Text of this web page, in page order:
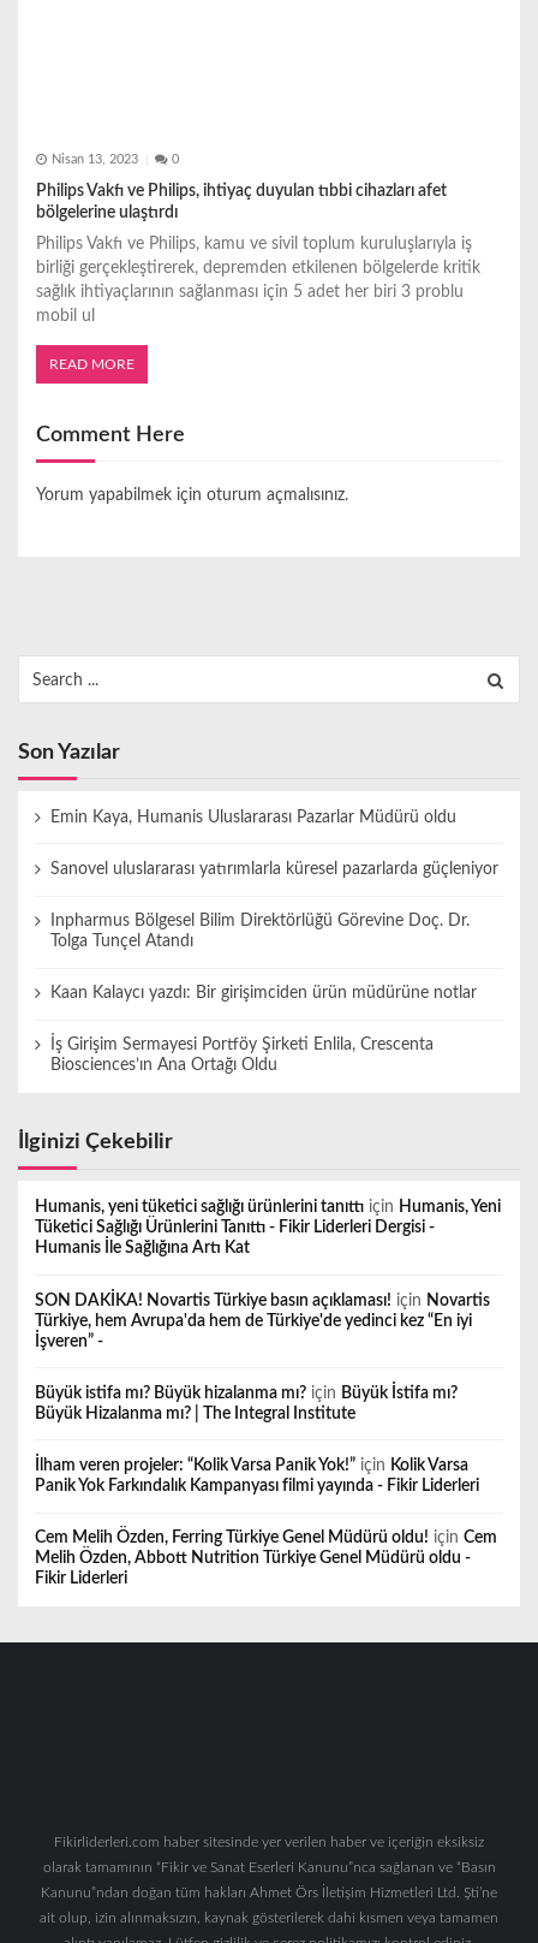
Nisan 13, 2023 0
Philips Vakfı ve Philips, ihtiyaç duyulan tıbbi cihazları afet
bölgelerine ulaştırdı
Philips Vakfı ve Philips, kamu ve sivil toplum kuruluşlarıyla iş
birliği gerçekleştirerek, depremden etkilenen bölgelerde kritik
sağlık ihtiyaçlarının sağlanması için 5 adet her biri 3 problu
mobil ul
READ MORE
Comment Here
Yorum yapabilmek için oturum açmalısınız.
for:
Son Yazılar
Emin Kaya, Humanis Uluslararası Pazarlar Müdürü oldu
Sanovel uluslararası yatırımlarla küresel pazarlarda güçleniyor
Inpharmus Bölgesel Bilim Direktörlüğü Görevine Doç. Dr.
Tolga Tunçel Atandı
Kaan Kalaycı yazdı: Bir girişimciden ürün müdürüne notlar
İş Girişim Sermayesi Portföy Şirketi Enlila, Crescenta
Biosciences’ın Ana Ortağı Oldu
İlginizi Çekebilir
Humanis, yeni tüketici sağlığı ürünlerini tanıttı için Humanis, Yeni
Tüketici Sağlığı Ürünlerini Tanıttı - Fikir Liderleri Dergisi -
Humanis İle Sağlığına Artı Kat
SON DAKİKA! Novartis Türkiye basın açıklaması! için Novartis
Türkiye, hem Avrupa'da hem de Türkiye'de yedinci kez “En iyi
İşveren” -
Büyük istifa mı? Büyük hizalanma mı? için Büyük İstifa mı?
Büyük Hizalanma mı? | The Integral Institute
İlham veren projeler: “Kolik Varsa Panik Yok!” için Kolik Varsa
Panik Yok Farkındalık Kampanyası filmi yayında - Fikir Liderleri
Cem Melih Özden, Ferring Türkiye Genel Müdürü oldu! için Cem
Melih Özden, Abbott Nutrition Türkiye Genel Müdürü oldu -
Fikir Liderleri
Fikirliderleri.com haber sitesinde yer verilen haber ve içeriğin eksiksiz
olarak tamamının “Fikir ve Sanat Eserleri Kanunu”nca sağlanan ve “Basın
Kanunu”ndan doğan tüm hakları Ahmet Örs İletişim Hizmetleri Ltd. Şti’ne
ait olup, izin alınmaksızın, kaynak gösterilerek dahi kısmen veya tamamen